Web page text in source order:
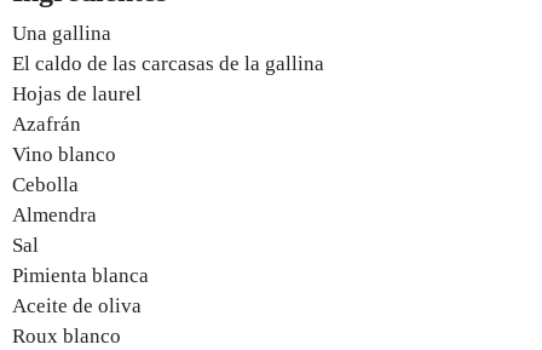
Una gallina
El caldo de las carcasas de la gallina
Hojas de laurel
Azafrán
Vino blanco
Cebolla
Almendra
Sal
Pimienta blanca
Aceite de oliva
Roux blanco